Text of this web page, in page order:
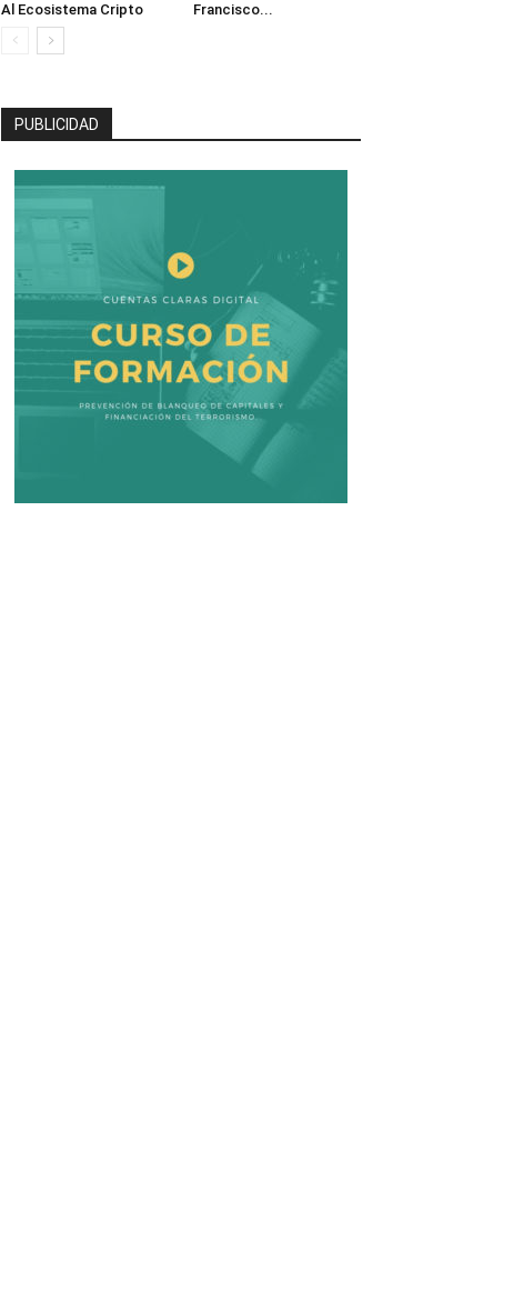
Al Ecosistema Cripto
Francisco...
PUBLICIDAD